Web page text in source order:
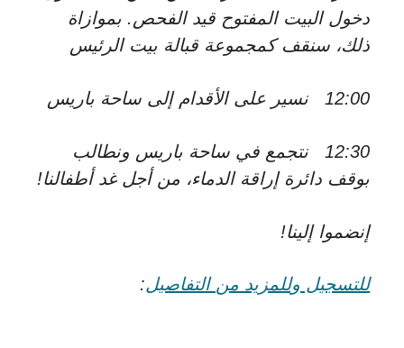
دخول البيت المفتوح قيد الفحص. بموازاة
ذلك، سنقف كمجموعة قبالة بيت الرئيس
12:00 نسير على الأقدام إلى ساحة باريس
12:30 نتجمع في ساحة باريس ونطالب
بوقف دائرة إراقة الدماء، من أجل غد أطفالنا!
إنضموا إلينا!
للتسجيل وللمزيد من التفاصيل: